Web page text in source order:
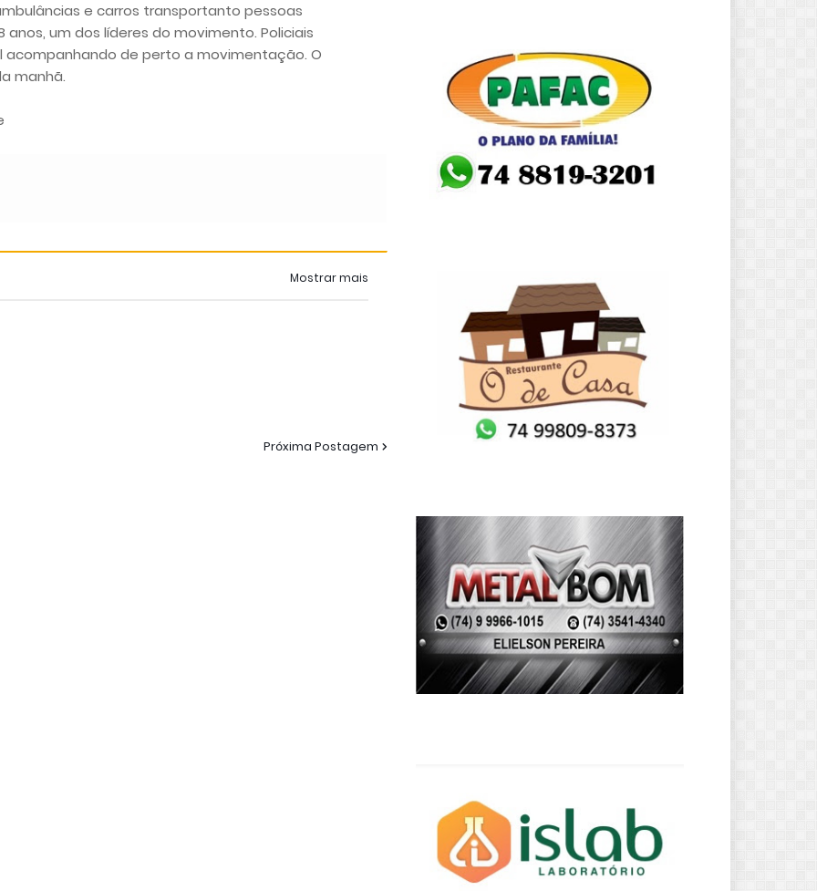
e carros transportanto pessoas
anos, um dos líderes do movimento. Policiais
de perto a movimentação. O
manhã.
Mostrar mais
Próxima Postagem